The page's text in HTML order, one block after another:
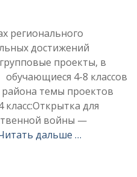
регионального
достижений
проекты, в
4-8 классов
темы проектов
класс:Открытка для
войны —
дальше …